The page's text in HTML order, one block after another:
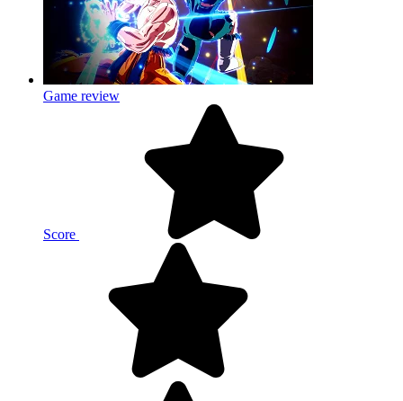
Game review
Score